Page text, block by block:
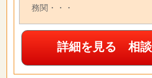
務関・・・
詳細を見る 相談